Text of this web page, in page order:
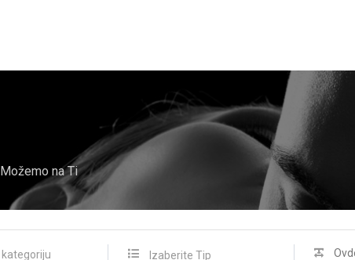
Možemo na Ti
Izaberite Tip